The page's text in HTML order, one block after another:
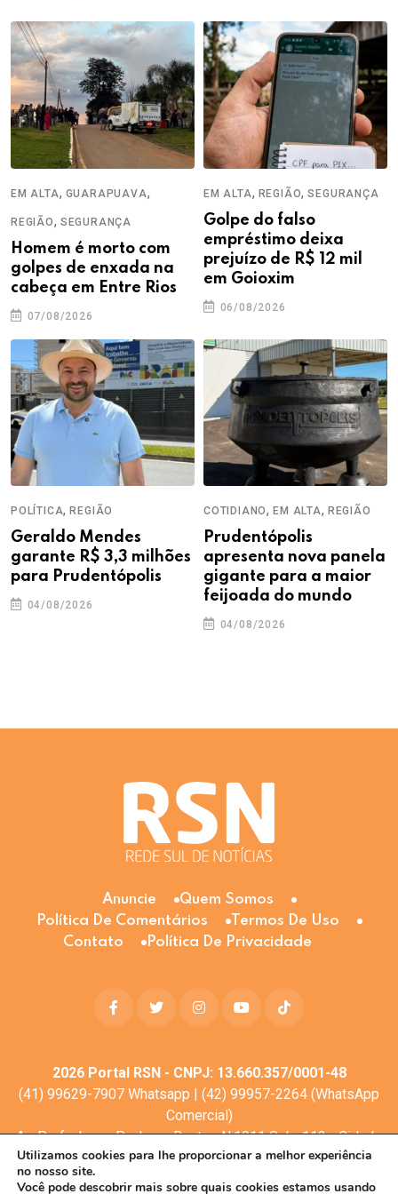
EM ALTA, GUARAPUAVA,
REGIÃO, SEGURANÇA
Homem é morto com
golpes de enxada na
cabeça em Entre Rios
07/08/2026
EM ALTA, REGIÃO,SEGURANÇA
Golpe do falso
empréstimo deixa
prejuízo de R$ 12 mil
em Goioxim
06/08/2026
POLÍTICA,REGIÃO
Geraldo Mendes
garante R$ 3,3 milhões
para Prudentópolis
04/08/2026
COTIDIANO,EM ALTA, REGIÃO
Prudentópolis
apresenta nova panela
gigante para a maior
feijoada do mundo
04/08/2026
Anuncie
Quem Somos
Política De Comentários
Termos De Uso
Contato
Política De Privacidade
2026Portal RSN - CNPJ: 13.660.357/0001-48
(41) 99629-7907 Whatsapp | (42) 99957-2264 (WhatsApp
Comercial)
Av. Profa. Laura Pacheco Bastos N:1011 Sala: 112 - Cidade
dos Lagos, Guarapuava - PR, 85053-525
© Todos os direitos reservados
Utilizamos cookies para lhe proporcionar a melhor experiência
no nosso site.
Você pode descobrir mais sobre quais cookies estamos usando